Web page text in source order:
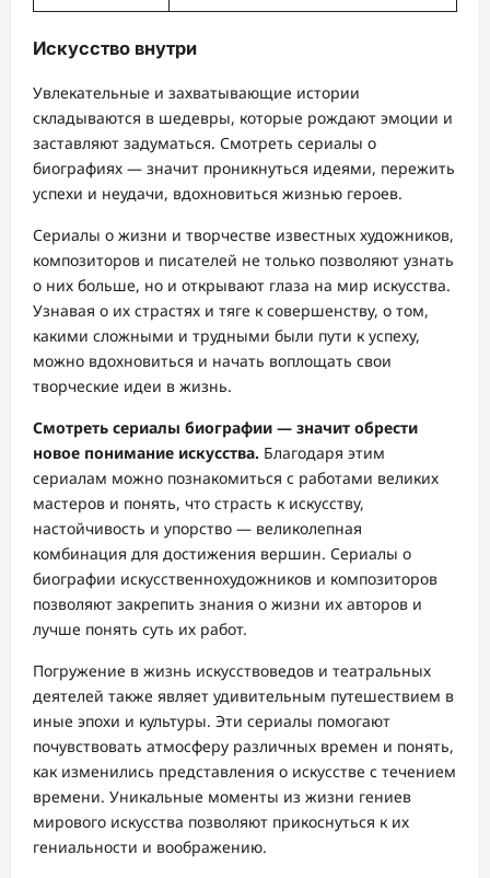
Искусство внутри
Увлекательные и захватывающие истории
складываются в шедевры, которые рождают эмоции и
заставляют задуматься. Смотреть сериалы о
биографиях — значит проникнуться идеями, пережить
успехи и неудачи, вдохновиться жизнью героев.
Сериалы о жизни и творчестве известных художников,
композиторов и писателей не только позволяют узнать
о них больше, но и открывают глаза на мир искусства.
Узнавая о их страстях и тяге к совершенству, о том,
какими сложными и трудными были пути к успеху,
можно вдохновиться и начать воплощать свои
творческие идеи в жизнь.
Смотреть сериалы биографии — значит обрести
новое понимание искусства. Благодаря этим
сериалам можно познакомиться с работами великих
мастеров и понять, что страсть к искусству,
настойчивость и упорство — великолепная
комбинация для достижения вершин. Сериалы о
биографии искусственнохудожников и композиторов
позволяют закрепить знания о жизни их авторов и
лучше понять суть их работ.
Погружение в жизнь искусствоведов и театральных
деятелей также являет удивительным путешествием в
иные эпохи и культуры. Эти сериалы помогают
почувствовать атмосферу различных времен и понять,
как изменились представления о искусстве с течением
времени. Уникальные моменты из жизни гениев
мирового искусства позволяют прикоснуться к их
гениальности и воображению.